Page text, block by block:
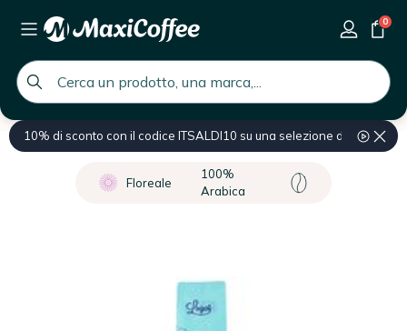
global.search.placeholder
0
10% di sconto con il codice ITSALDI10 su una selezione di prodotti
Home Caffè Caffè macinato
Floreale
100%
Arabica